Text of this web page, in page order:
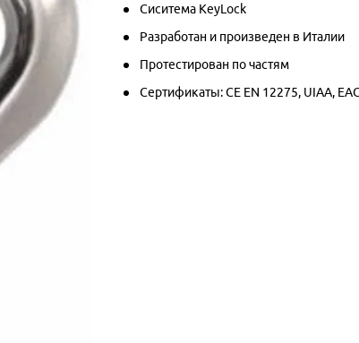
Сиситема KeyLock
Разработан и произведен в Италии
Протестирован по частям
Сертификаты: CE EN 12275, UIAA,